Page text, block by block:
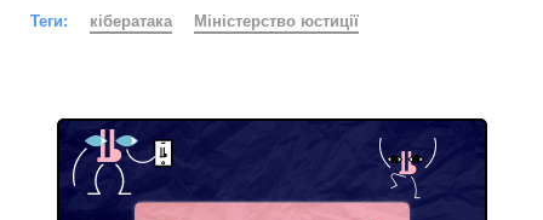
Теги: кібератака Міністерство юстиції